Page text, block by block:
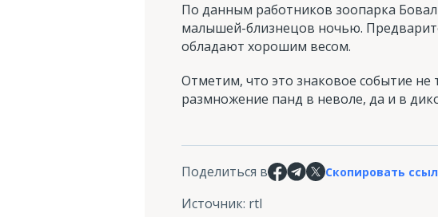
По данным работников зоопарка
малышей-близнецов ночью.
обладают хорошим весом.
Отметим, что это знаковое событие не
размножение панд в неволе, да и в
Поделиться в Скопировать
Источник: rtl